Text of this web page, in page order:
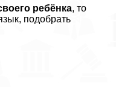
ребёнка, то
подобрать